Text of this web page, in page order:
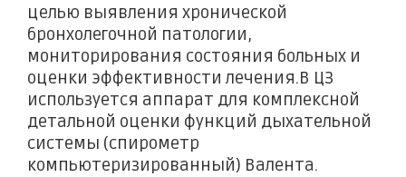
целью выявления хронической
бронхолегочной патологии,
мониторирования состояния больных и
оценки эффективности лечения.В ЦЗ
используется аппарат для комплексной
детальной оценки функций дыхательной
системы (спирометр
компьютеризированный) Валента.